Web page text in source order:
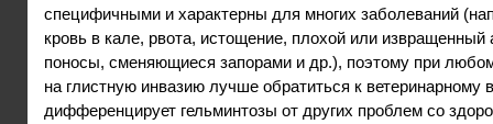
специфичными и характерны для многих заболеваний
кровь в кале, рвота, истощение, плохой или извращенный
поносы, сменяющиеся запорами и др.), поэтому при
на глистную инвазию лучше обратиться к ветеринарному
дифференцирует гельминтозы от других проблем со